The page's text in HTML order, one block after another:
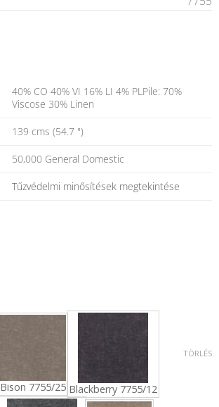
40% CO 40% VI 16% LI 4% PLPile: 70%
Viscose 30% Linen
139 cms (54.7 ")
50,000 General Domestic
Tűzvédelmi minősítések megtekintése
Bison 7755/25 Blackberry 7755/12
TÖRLÉS